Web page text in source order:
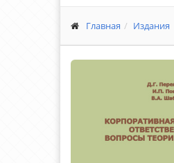
Главная Издания